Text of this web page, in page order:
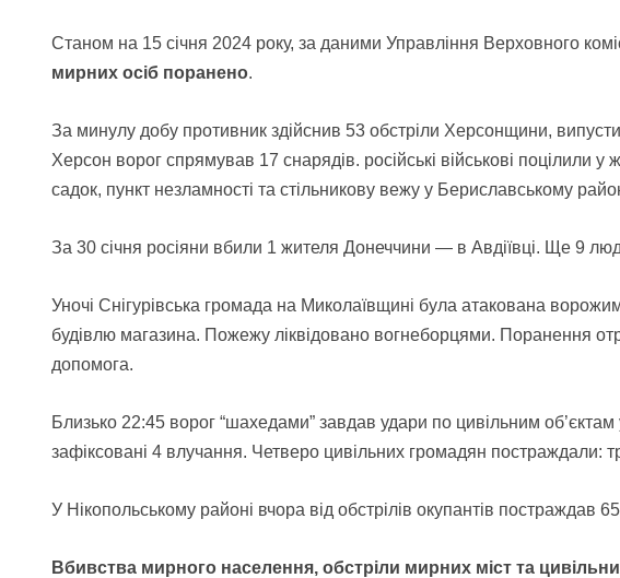
Станом на 15 січня 2024 року, за даними Управління Верховного
мирних осіб поранено.
За минулу добу противник здійснив 53 обстріли Херсонщини,
Херсон ворог спрямував 17 снарядів. російські військові поцілили у
садок, пункт незламності та стільникову вежу у Бериславському
За 30 січня росіяни вбили 1 жителя Донеччини — в Авдіївці. Ще 9
Уночі Снігурівська громада на Миколаївщині була атакована
будівлю магазина. Пожежу ліквідовано вогнеборцями. Поранення
допомога.
Близько 22:45 ворог “шахедами” завдав удари по цивільним
зафіксовані 4 влучання. Четверо цивільних громадян постраждали:
У Нікопольському районі вчора від обстрілів окупантів постраждав
Вбивства мирного населення, обстріли мирних міст та